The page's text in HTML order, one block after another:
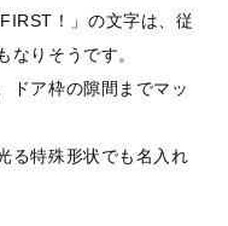
！」の文字は、従
なりそうです。
ドア枠の隙間までマッ
る特殊形状でも名入れ